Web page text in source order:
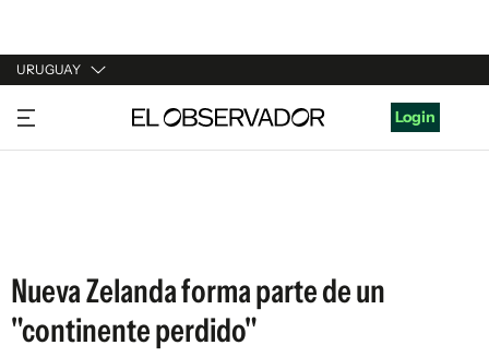
URUGUAY
URUGUAY
ARGENTINA
Login
Nueva Zelanda forma parte de un
"continente perdido"